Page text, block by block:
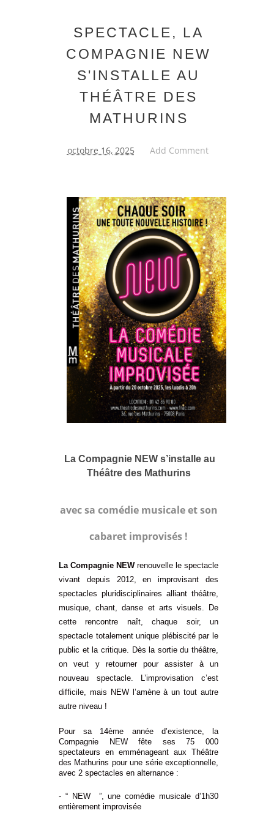
SPECTACLE, LA
COMPAGNIE NEW
S'INSTALLE AU
THÉÂTRE DES
MATHURINS
octobre 16, 2025 Add Comment
La Compagnie NEW s’installe au
Théâtre des Mathurins
avec sa comédie musicale et son
cabaret improvisés !
La Compagnie NEWrenouvelle le spectacle
vivant depuis 2012, en improvisant des
spectacles pluridisciplinaires alliant théâtre,
musique, chant, danse et arts visuels. De
cette rencontre naît, chaque soir, un
spectacle totalement unique plébiscité par le
public et la critique. Dès la sortie du théâtre,
on veut y retourner pour assister à un
nouveau spectacle. L’improvisation c’est
difficile, mais NEWl’amène à un tout autre
autre niveau !
Pour sa 14ème année d’existence, la
Compagnie NEWfête ses 75 000
spectateurs en emménageant aux Théâtre
des Mathurins pour une série exceptionnelle,
avec 2 spectacles en alternance :
- “ NEW
”, une comédie musicale d’1h30
entièrement improvisée